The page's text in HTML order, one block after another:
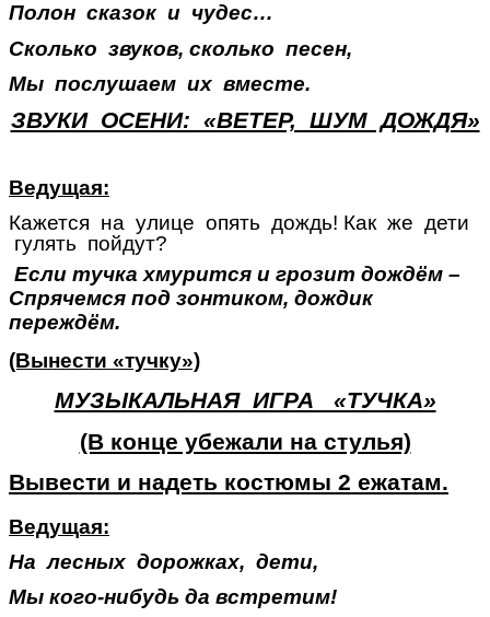
Полон сказок и чудес…
Сколько звуков, сколько песен,
Мы послушаем их вместе.
ЗВУКИ ОСЕНИ: «ВЕТЕР, ШУМ ДОЖДЯ»
Ведущая:
Кажется на улице опять дождь! Как же дети
гулять пойдут?
Если тучка хмурится и грозит дождём –
Спрячемся под зонтиком, дождик
переждём.
(Вынести «тучку»)
МУЗЫКАЛЬНАЯ ИГРА «ТУЧКА»
(В конце убежали на стулья)
Вывести и надеть костюмы 2 ежатам.
Ведущая:
На лесных дорожках, дети,
Мы кого-нибудь да встретим!